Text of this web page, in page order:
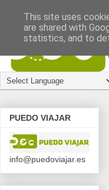
PUEDO VIAJAR
info@puedoviajar.es
This site uses
are shared with
statistics, and to